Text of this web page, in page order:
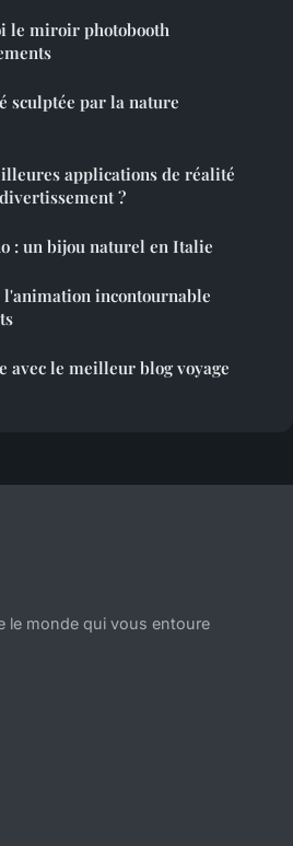
le miroir photobooth
sculptée par la nature
applications de réalité
?
: un bijou naturel en Italie
incontournable
avec le meilleur blog voyage
le monde qui vous entoure